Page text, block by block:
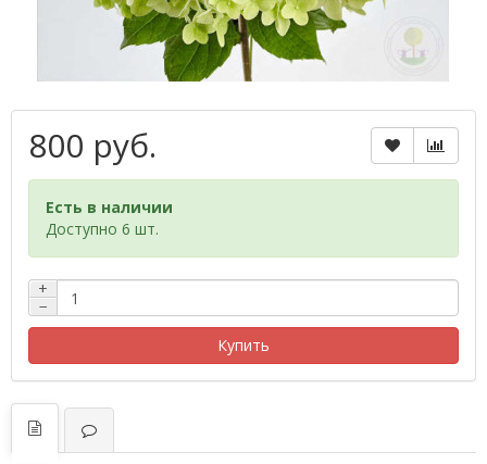
800 руб.
Есть в наличии
Доступно 6 шт.
+
−
Купить